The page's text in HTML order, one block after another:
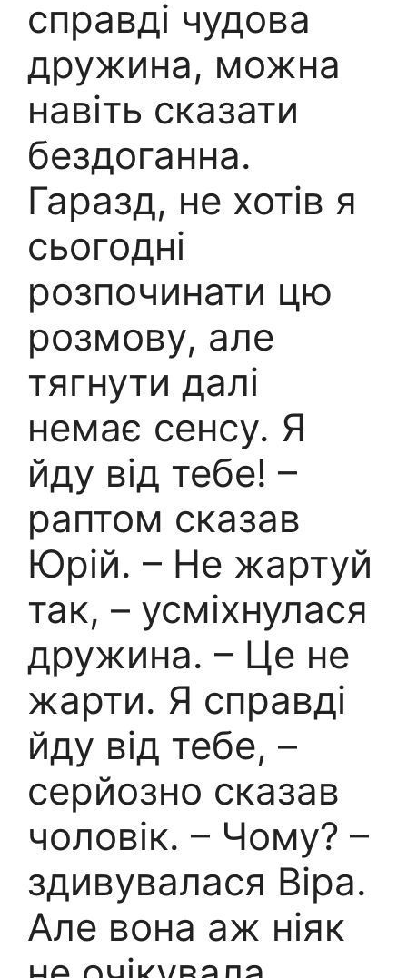
справді чудова
дружина, можна
навіть сказати
бездоганна.
Гаразд, не хотів я
сьогодні
розпочинати цю
розмову, але
тягнути далі
немає сенсу. Я
йду від тебе! –
раптом сказав
Юрій. – Не жартуй
так, – усміхнулася
дружина. – Це не
жарти. Я справді
йду від тебе, –
серйозно сказав
чоловік. – Чому? –
здивувалася Віра.
Але вона аж ніяк